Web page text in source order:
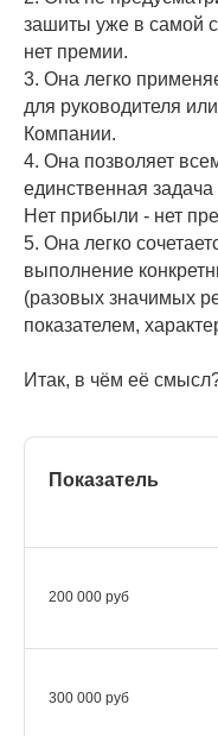
зашиты уже в самой
нет премии.
3. Она легко
для руководителя
Компании.
4. Она позволяет
единственная
Нет прибыли - нет
5. Она легко
выполнение
(разовых значимых
показателем,
Итак, в чём её
Показатель
200 000 руб
300 000 руб